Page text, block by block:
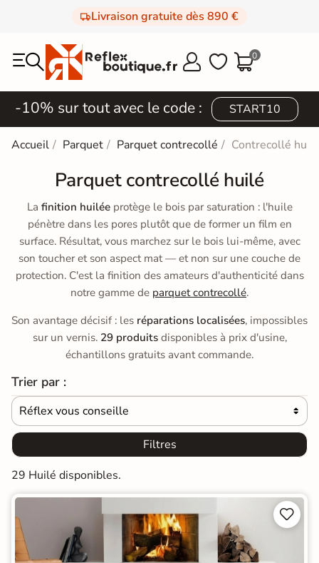
Livraison gratuite dès 890 €
  0
-10% sur tout avec le code : START10
Accueil Parquet Parquet contrecollé Contrecollé huilé
Parquet contrecollé huilé
La finition huiléeprotège le bois par saturation : l'huile
pénètre dans les pores plutôt que de former un film en
surface. Résultat, vous marchez sur le bois lui-même, avec
son toucher et son aspect mat — et non sur une couche de
protection. C'est la finition des amateurs d'authenticité dans
notre gamme de parquet contrecollé.
Son avantage décisif : les réparations localisées, impossibles
sur un vernis. 29 produitsdisponibles à prix d'usine,
échantillons gratuits avant commande.
Trier par :
Réflex vous conseille 
Filtres
29 Huilé disponibles.

